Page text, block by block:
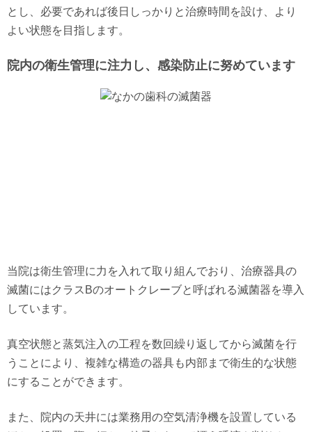
とし、必要であれば後日しっかりと治療時間を設け、より
よい状態を目指します。
院内の衛生管理に注力し、感染防止に努めています
当院は衛生管理に力を入れて取り組んでおり、治療器具の
滅菌にはクラスBのオートクレーブと呼ばれる滅菌器を導入
しています。
真空状態と蒸気注入の工程を数回繰り返してから滅菌を行
うことにより、複雑な構造の器具も内部まで衛生的な状態
にすることができます。
また、院内の天井には業務用の空気清浄機を設置している